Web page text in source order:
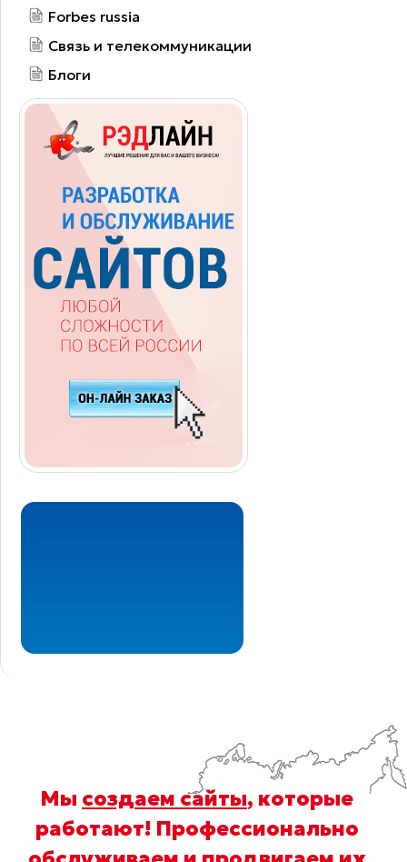
Forbes russia
Связь и телекоммуникации
Блоги
Мы создаем сайты, которые
работают! Профессионально